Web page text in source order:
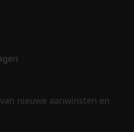
nieuwe aanwinsten en